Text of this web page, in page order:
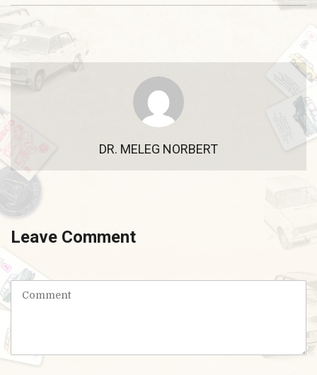
DR. MELEG NORBERT
Leave Comment
C
o
n